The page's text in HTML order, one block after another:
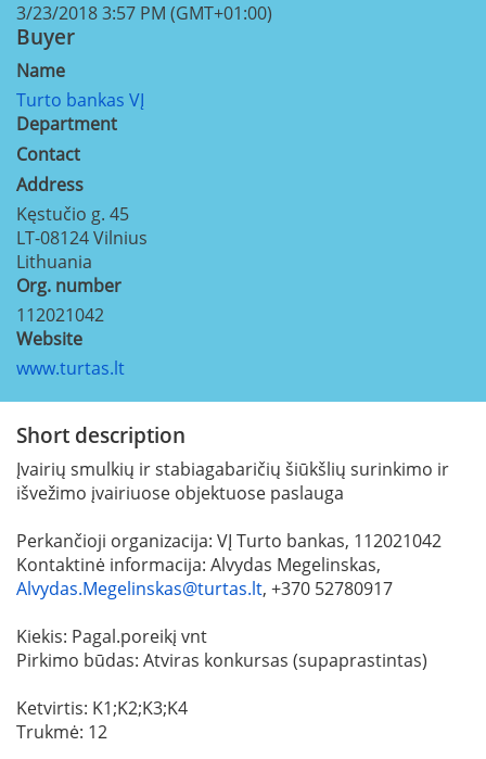
3/23/2018 3:57 PM (GMT+01:00)
Buyer
Name
Turto bankas VĮ
Department
Contact
Address
Kęstučio g. 45
LT-08124Vilnius
Lithuania
Org. number
112021042
Website
www.turtas.lt
Short description
Įvairių smulkių ir stabiagabaričių šiūkšlių surinkimo ir
išvežimo įvairiuose objektuose paslauga
Perkančioji organizacija: VĮ Turto bankas, 112021042
Kontaktinė informacija: Alvydas Megelinskas,
Alvydas.Megelinskas@turtas.lt, +370 52780917
Kiekis: Pagal.poreikį vnt
Pirkimo būdas: Atviras konkursas (supaprastintas)
Ketvirtis: K1;K2;K3;K4
Trukmė: 12